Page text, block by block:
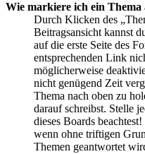
Wie markiere ich ein Thema
Durch Klicken des
Beitragsansicht kannst
auf die erste Seite des
entsprechenden Link
möglicherweise
nicht genügend Zeit
Thema nach oben zu
darauf schreibst. Stelle
dieses Boards
wenn ohne triftigen
Themen geantwortet